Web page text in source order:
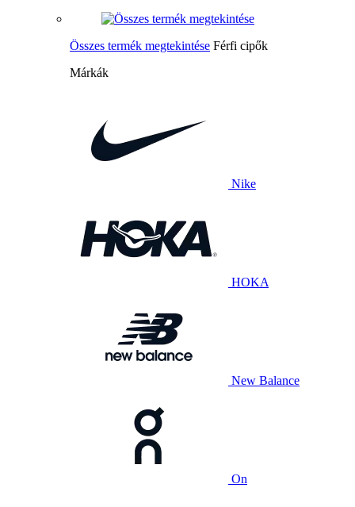
Összes termék megtekintése Férfi cipők
Márkák
Nike
HOKA
New Balance
On